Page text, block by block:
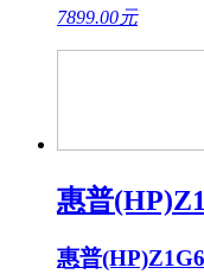
7899.00元
惠普
惠普